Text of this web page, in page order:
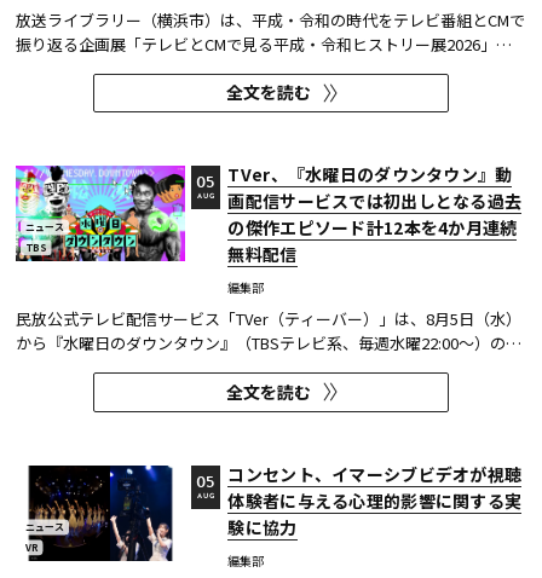
放送ライブラリー（横浜市）は、平成・令和の時代をテレビ番組とCMで
振り返る企画展「テレビとCMで見る平成・令和ヒストリー展2026」を8
月7日～9月27日に開催する。
全文を読む
ニュース
TBS
TVer、『水曜日のダウンタウン』動
画配信サービスでは初出しとなる過去
の傑作エピソード計12本を4か月連続
無料配信
編集部
05
AUG
民放公式テレビ配信サービス「TVer（ティーバー）」は、8月5日（水）
から『水曜日のダウンタウン』（TBSテレビ系、毎週水曜22:00～）の過
去に放送された傑作エピソード計12本を4か月にわたり配信する。本エ
ピソードが動画配信サービスで配信されるのは今回が初めてとなる。
TVerはすべて無料で見放題となっている。 『水曜日のダウンタウン...
全文を読む
ニュース
VR
コンセント、イマーシブビデオが視聴
体験者に与える心理的影響に関する実
験に協力
編集部
05
AUG